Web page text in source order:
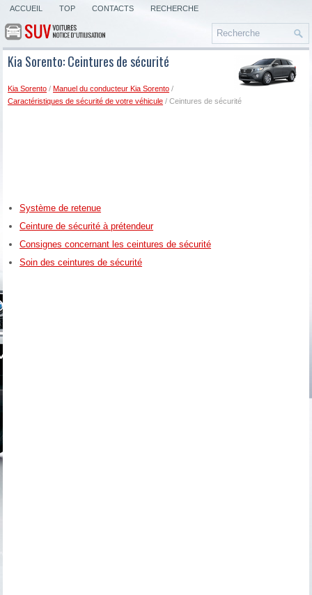
ACCUEIL TOP CONTACTS RECHERCHE
Kia Sorento: Ceintures de sécurité
Kia Sorento /Manuel du conducteur Kia Sorento /
Caractéristiques de sécurité de votre véhicule / Ceintures de sécurité
Système de retenue
Ceinture de sécurité à prétendeur
Consignes concernant les ceintures de sécurité
Soin des ceintures de sécurité